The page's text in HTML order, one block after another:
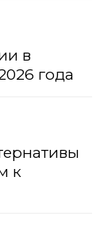
в
года
к